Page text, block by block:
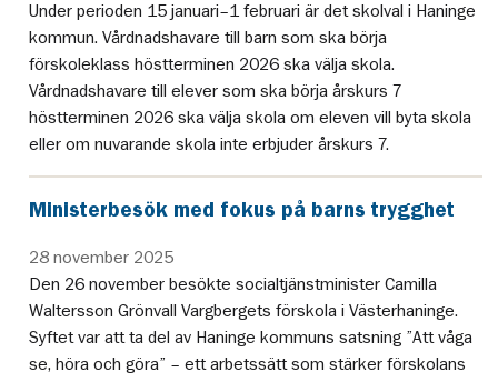
Under perioden 15 januari–1 februari är det skolval i Haninge
kommun. Vårdnadshavare till barn som ska börja
förskoleklass höstterminen 2026 ska välja skola.
Vårdnadshavare till elever som ska börja årskurs 7
höstterminen 2026 ska välja skola om eleven vill byta skola
eller om nuvarande skola inte erbjuder årskurs 7.
Ministerbesök med fokus på barns trygghet
28 november 2025
Den 26 november besökte socialtjänstminister Camilla
Waltersson Grönvall Vargbergets förskola i Västerhaninge.
Syftet var att ta del av Haninge kommuns satsning ”Att våga
se, höra och göra” – ett arbetssätt som stärker förskolans